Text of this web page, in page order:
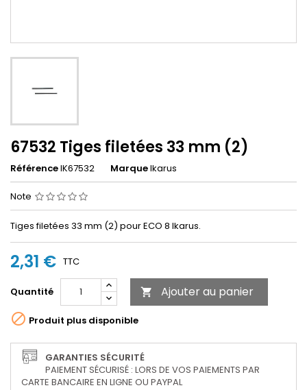
67532 Tiges filetées 33 mm (2)
RéférenceIK67532 MarqueIkarus
Note
Tiges filetées 33 mm (2) pour ECO 8 Ikarus.
2,31 € TTC
Quantité  Ajouter au panier
 Produit plus disponible
GARANTIES SÉCURITÉ
PAIEMENT SÉCURISÉ : LORS DE VOS PAIEMENTS PAR
CARTE BANCAIRE EN LIGNE OU PAYPAL